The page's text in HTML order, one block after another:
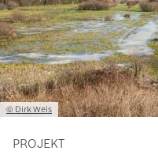
Lizenzinformationen einschließlich
© Dirk Weis
PROJEKT